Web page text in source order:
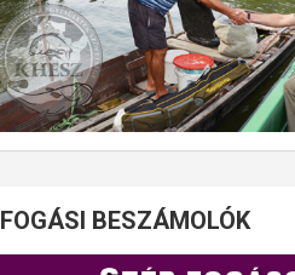
FOGÁSI BESZÁMOLÓK